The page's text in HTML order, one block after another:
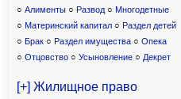
○ Алименты ○ Развод ○ Многодетные
○ Материнский капитал○ Раздел детей
○ Брак ○ Раздел имущества ○ Опека
○ Отцовство○ Усыновление ○ Декрет
[+] Жилищное право